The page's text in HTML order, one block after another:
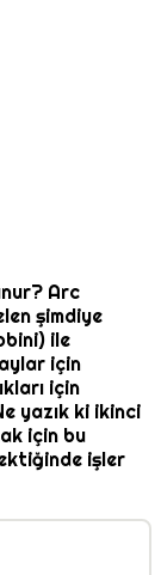
Arc
şimdiye
ile
için
için
yazık ki ikinci
için bu
işler